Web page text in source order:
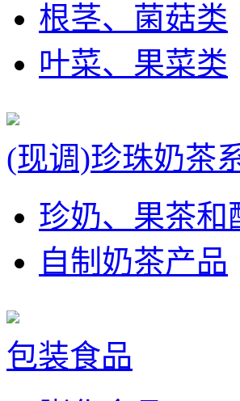
根茎、菌菇类
叶菜、果菜类
(现调)珍珠奶茶
珍奶、果茶和
自制奶茶产品
包装食品